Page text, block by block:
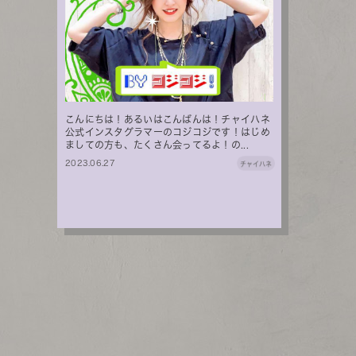
こんにちは！あるいはこんばんは！チャイハネ
公式インスタグラマーのコジコジです！はじめ
ましての方も、たくさん会ってるよ！の...
2023.06.27 チャイハネ